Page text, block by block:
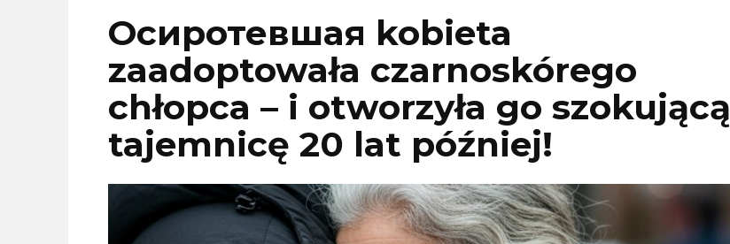
Осиротевшая kobieta
zaadoptowała czarnoskórego
chłopca – i otworzyła go szokującą
tajemnicę 20 lat później!